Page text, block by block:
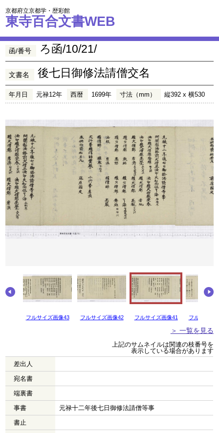
京都府立京都学・歴彩館
東寺百合文書WEB
函/番号 ろ函/10/21/
文書名 後七日御修法請僧交名
年月日 元禄12年 西暦 1699年 寸法（mm） 縦392 x 横530
フルサイズ画像43 フルサイズ画像42 フルサイズ画像41 フルサイズ
＞ 一覧を見る
上記のサムネイルは関連の枝番号を
表示している場合があります
差出人
宛名書
端裏書
事書
元禄十二年後七日御修法請僧等事
書止